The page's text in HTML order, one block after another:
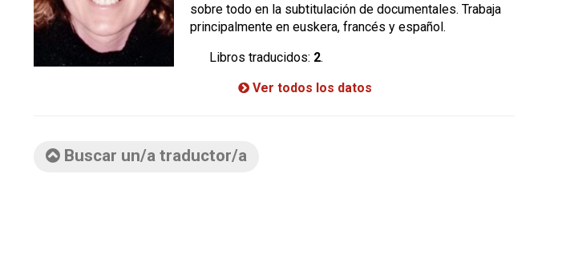
sobre todo en la subtitulación de documentales. Trabaja
principalmente en euskera, francés y español.
Libros traducidos: 2.
Ver todos los datos
Buscar un/a traductor/a